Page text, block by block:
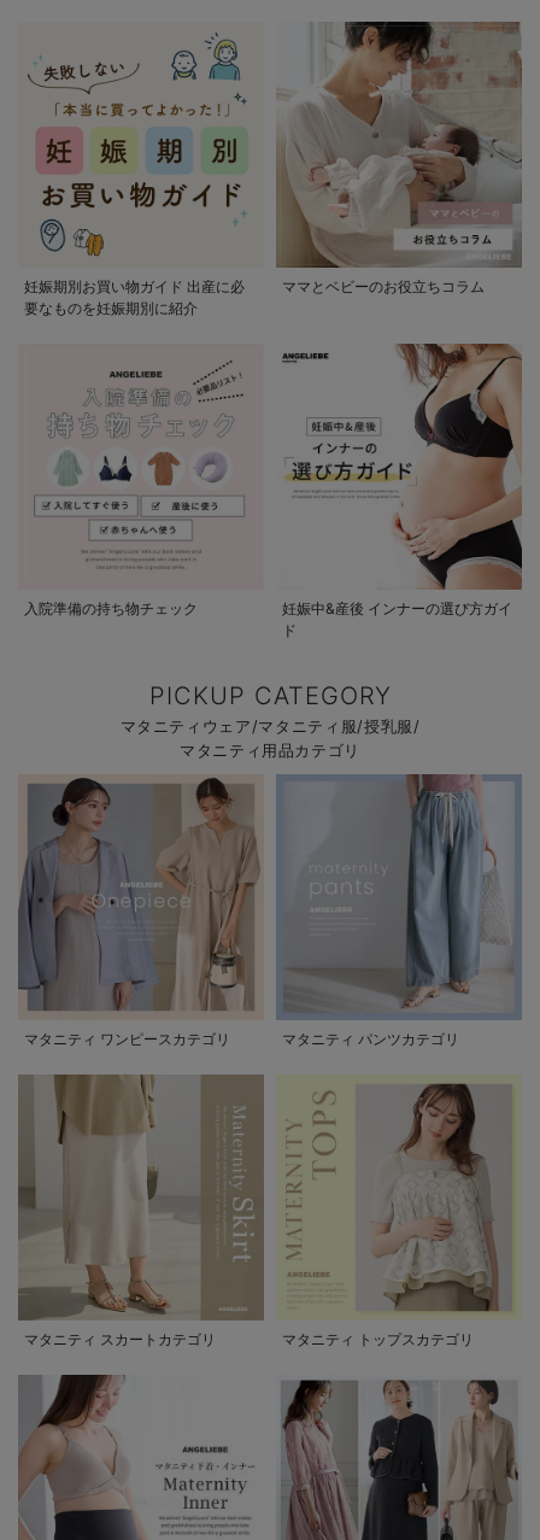
妊娠期別お買い物ガイド 出産に必
要なものを妊娠期別に紹介
ママとベビーのお役立ちコラム
入院準備の持ち物チェック
妊娠中&産後 インナーの選び方ガイ
ド
PICKUP CATEGORY
マタニティウェア/マタニティ服/授乳服/
マタニティ用品カテゴリ
マタニティ ワンピースカテゴリ マタニティ パンツカテゴリ
マタニティ スカートカテゴリ マタニティ トップスカテゴリ